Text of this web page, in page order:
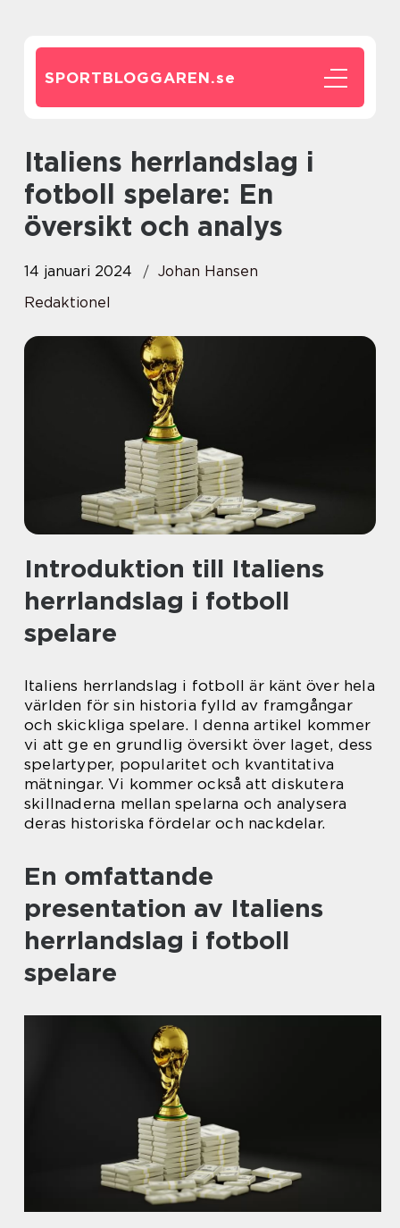
SPORTBLOGGAREN.se
Italiens herrlandslag i
fotboll spelare: En
översikt och analys
14 januari 2024
Johan Hansen
Redaktionel
Introduktion till Italiens
herrlandslag i fotboll
spelare
Italiens herrlandslag i fotboll är känt över hela
världen för sin historia fylld av framgångar
och skickliga spelare. I denna artikel kommer
vi att ge en grundlig översikt över laget, dess
spelartyper, popularitet och kvantitativa
mätningar. Vi kommer också att diskutera
skillnaderna mellan spelarna och analysera
deras historiska fördelar och nackdelar.
En omfattande
presentation av Italiens
herrlandslag i fotboll
spelare